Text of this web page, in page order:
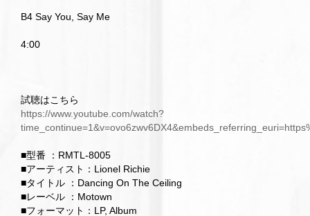
B4 Say You, Say Me
4:00
試聴はこちら
https://www.youtube.com/watch?
■型番 ：RMTL-8005
■アーティスト：Lionel Richie
■タイトル ：Dancing On The Ceiling
■レーベル ：Motown
■フォーマット：LP, Album